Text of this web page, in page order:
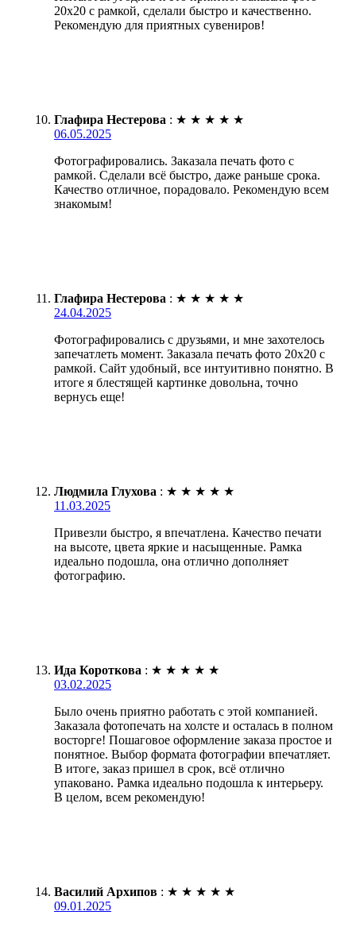
20х20 с рамкой, сделали быстро и качественно.
Рекомендую для приятных сувениров!
Глафира Нестерова : ★ ★ ★ ★ ★
06.05.2025
Фотографировались. Заказала печать фото с
рамкой. Сделали всё быстро, даже раньше срока.
Качество отличное, порадовало. Рекомендую всем
знакомым!
Глафира Нестерова : ★ ★ ★ ★ ★
24.04.2025
Фотографировались с друзьями, и мне захотелось
запечатлеть момент. Заказала печать фото 20х20 с
рамкой. Сайт удобный, все интуитивно понятно. В
итоге я блестящей картинке довольна, точно
вернусь еще!
Людмила Глухова : ★ ★ ★ ★ ★
11.03.2025
Привезли быстро, я впечатлена. Качество печати
на высоте, цвета яркие и насыщенные. Рамка
идеально подошла, она отлично дополняет
фотографию.
Ида Короткова : ★ ★ ★ ★ ★
03.02.2025
Было очень приятно работать с этой компанией.
Заказала фотопечать на холсте и осталась в полном
восторге! Пошаговое оформление заказа простое и
понятное. Выбор формата фотографии впечатляет.
В итоге, заказ пришел в срок, всё отлично
упаковано. Рамка идеально подошла к интерьеру.
В целом, всем рекомендую!
Василий Архипов : ★ ★ ★ ★ ★
09.01.2025